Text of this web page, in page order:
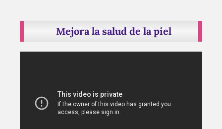
Mejora la salud de la piel